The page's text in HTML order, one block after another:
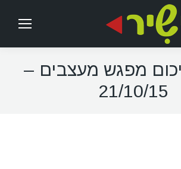
מפגש מעצבים –
21/10/15